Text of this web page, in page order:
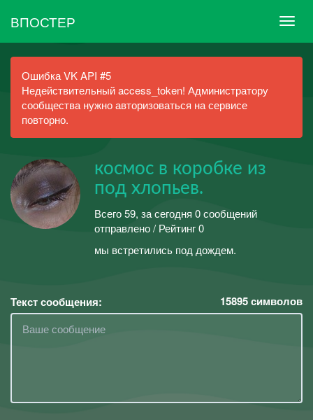
ВПОСТЕР
Ошибка VK API #5
Недействительный access_token! Администратору
сообщества нужно авторизоваться на сервисе
повторно.
космос в коробке из
под хлопьев.
Всего 59, за сегодня 0 сообщений
отправлено / Рейтинг 0
мы встретились под дождем.
Текст сообщения: 15895символов